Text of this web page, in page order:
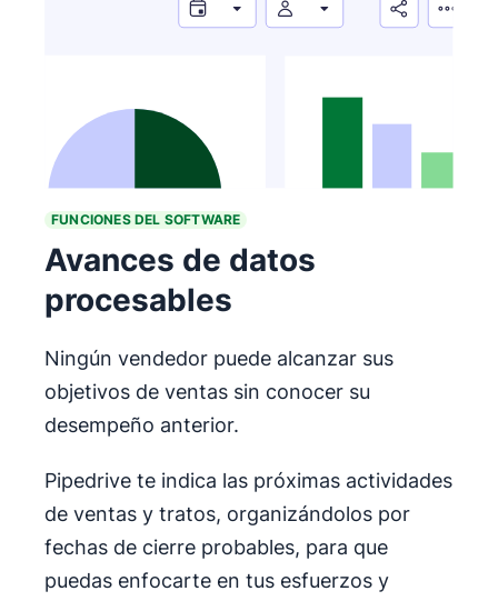
FUNCIONES DEL SOFTWARE
Avances de datos
procesables
Ningún vendedor puede alcanzar sus
objetivos de ventas sin conocer su
desempeño anterior.
Pipedrive te indica las próximas actividades
de ventas y tratos, organizándolos por
fechas de cierre probables, para que
puedas enfocarte en tus esfuerzos y